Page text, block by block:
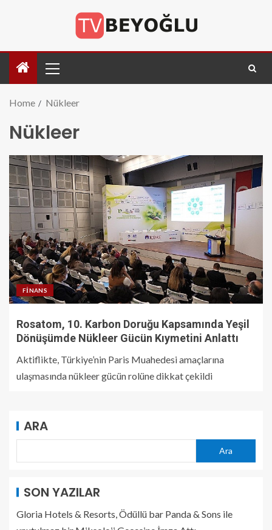
Home Nükleer
Nükleer
FINANS
Rosatom, 10. Karbon Doruğu Kapsamında Yeşil
Dönüşümde Nükleer Gücün Kıymetini Anlattı
Aktiflikte, Türkiye’nin Paris Muahedesi amaçlarına
ulaşmasında nükleer gücün rolüne dikkat çekildi
ARA
Ara
SON YAZILAR
Gloria Hotels & Resorts, Ödüllü bar Panda & Sons ile